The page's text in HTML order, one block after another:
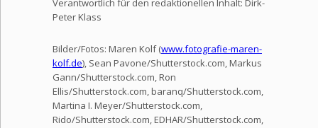
Verantwortlich für den redaktionellen Inhalt: Dirk-
Peter Klass
Bilder/Fotos: Maren Kolf (www.fotografie-maren-
kolf.de), Sean Pavone/Shutterstock.com, Markus
Gann/Shutterstock.com, Ron
Ellis/Shutterstock.com, baranq/Shutterstock.com,
Martina I. Meyer/Shutterstock.com,
Rido/Shutterstock.com, EDHAR/Shutterstock.com,